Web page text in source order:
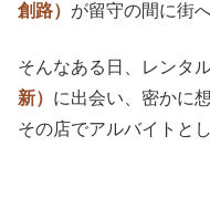
創路） が留守の間に街
そんなある日、レンタ
新） に出会い、密かに
その店でアルバイトと